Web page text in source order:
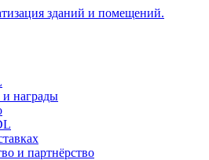
зданий и помещений.
награды
и партнёрство